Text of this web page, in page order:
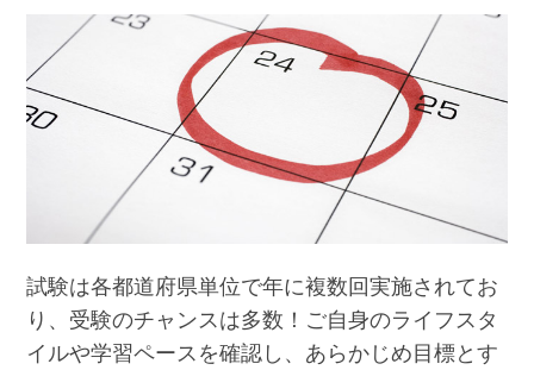
試験は各都道府県単位で年に複数回実施されてお
り、受験のチャンスは多数！ご自身のライフスタ
イルや学習ペースを確認し、あらかじめ目標とす